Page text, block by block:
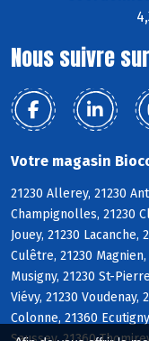
Nous suivre sur
Votre magasin
21230 Allerey, 21230
Champignolles, 21230
Jouey, 21230
Culêtre, 21230
Musigny, 21230 St-
Viévy, 21230
Colonne, 21360